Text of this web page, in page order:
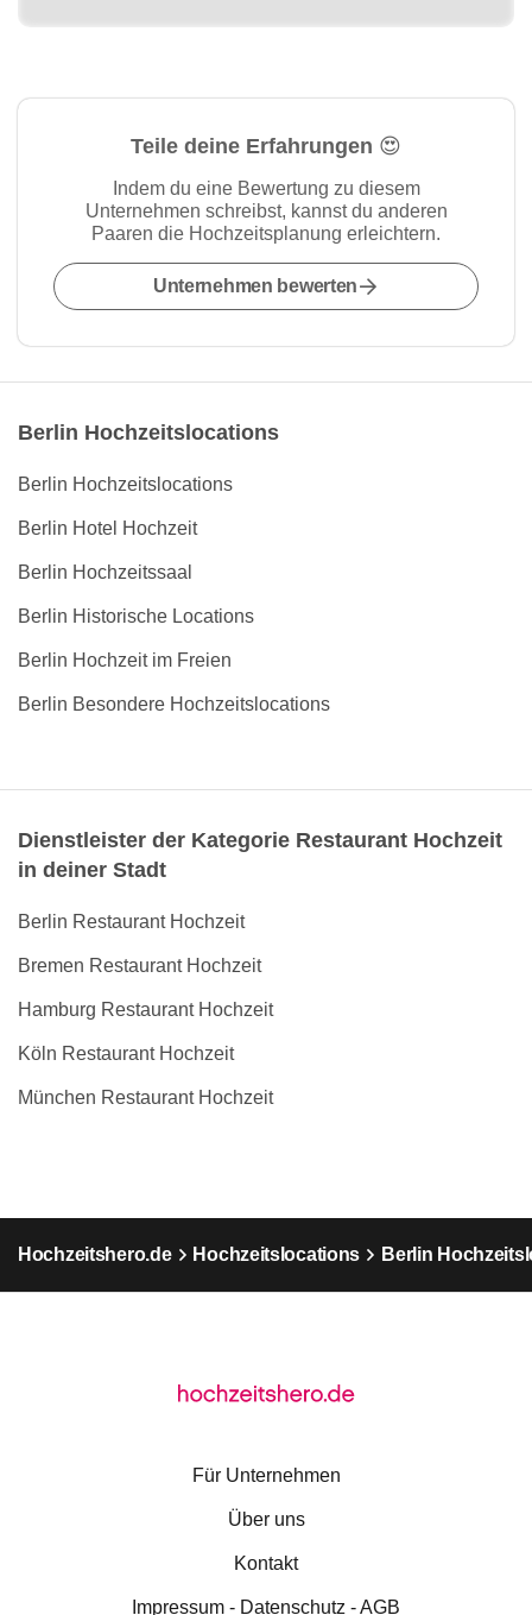
Teile deine Erfahrungen 😍
Indem du eine Bewertung zu diesem
Unternehmen schreibst, kannst du anderen
Paaren die Hochzeitsplanung erleichtern.
Unternehmen bewerten
Berlin Hochzeitslocations
Berlin Hochzeitslocations
Berlin Hotel Hochzeit
Berlin Hochzeitssaal
Berlin Historische Locations
Berlin Hochzeit im Freien
Berlin Besondere Hochzeitslocations
Dienstleister der Kategorie Restaurant Hochzeit
in deiner Stadt
Berlin Restaurant Hochzeit
Bremen Restaurant Hochzeit
Hamburg Restaurant Hochzeit
Köln Restaurant Hochzeit
München Restaurant Hochzeit
Hochzeitshero.de Hochzeitslocations Berlin
Für Unternehmen
Über uns
Kontakt
Impressum - Datenschutz - AGB